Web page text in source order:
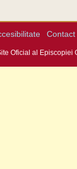
Contact
Oficial al Episcopiei